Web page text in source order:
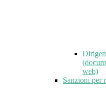
web)
Sanzioni per